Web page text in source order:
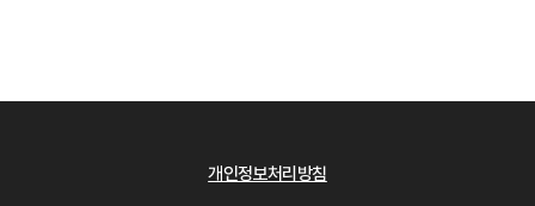
개인정보처리방침